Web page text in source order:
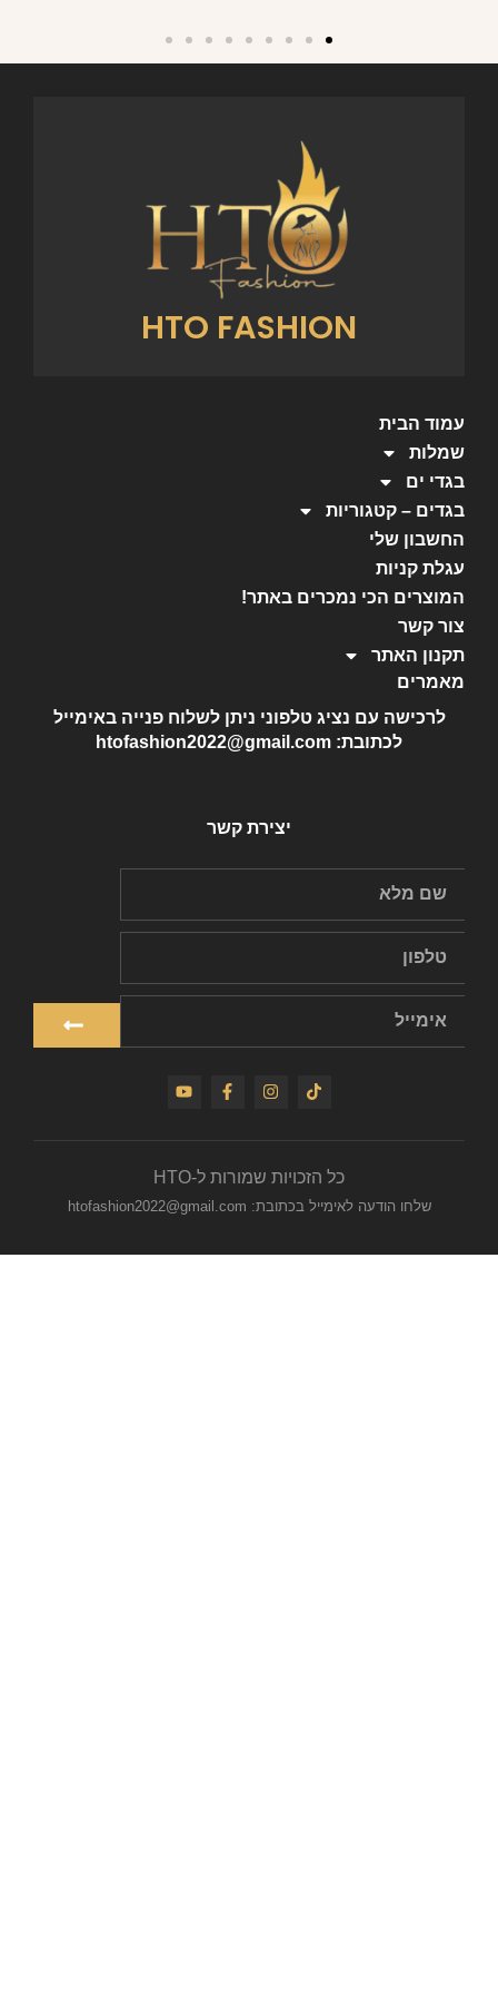
HTO FASHION
עמוד הבית
שמלות
בגדי ים
בגדים – קטגוריות
החשבון שלי
עגלת קניות
המוצרים הכי נמכרים באתר!
צור קשר
תקנון האתר
מאמרים
לרכישה עם נציג טלפוני ניתן לשלוח פנייה באימייל
לכתובת: htofashion2022@gmail.com
יצירת קשר
כל הזכויות שמורות ל-HTO
שלחו הודעה לאימייל בכתובת: htofashion2022@gmail.com